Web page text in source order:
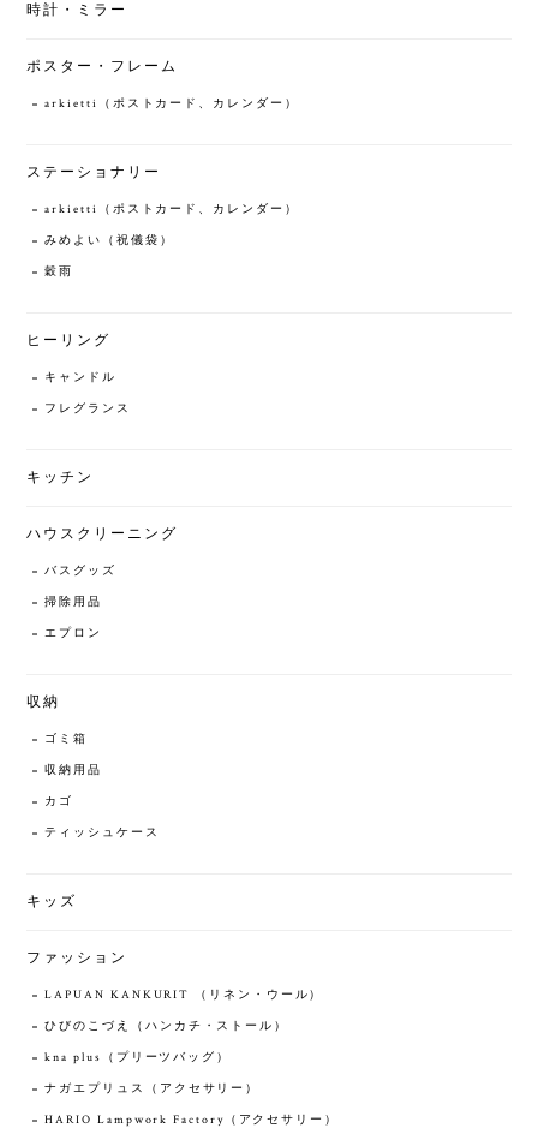
時計・ミラー
ポスター・フレーム
arkietti（ポストカード、カレンダー）
ステーショナリー
arkietti（ポストカード、カレンダー）
みめよい（祝儀袋）
穀雨
ヒーリング
キャンドル
フレグランス
キッチン
ハウスクリーニング
バスグッズ
掃除用品
エプロン
収納
ゴミ箱
収納用品
カゴ
ティッシュケース
キッズ
ファッション
LAPUAN KANKURIT （リネン・ウール）
ひびのこづえ（ハンカチ・ストール）
kna plus（プリーツバッグ）
ナガエプリュス（アクセサリー）
HARIO Lampwork Factory（アクセサリー）